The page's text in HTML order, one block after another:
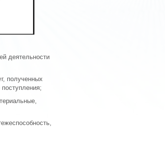
деятельности
полученных